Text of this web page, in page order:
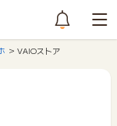
VAIOストア